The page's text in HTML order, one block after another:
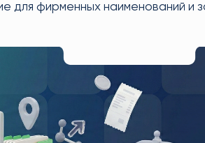
для фирменных наименований и